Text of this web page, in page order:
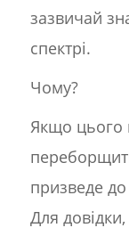
зазвичай
спектрі.
Чому?
Якщо цього
призведе до
Для